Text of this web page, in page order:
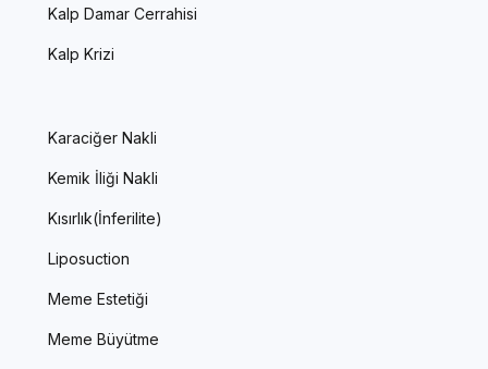
Kalp Damar Cerrahisi
Kalp Krizi
Karaciğer Nakli
Kemik İliği Nakli
Kısırlık(İnferilite)
Liposuction
Meme Estetiği
Meme Büyütme